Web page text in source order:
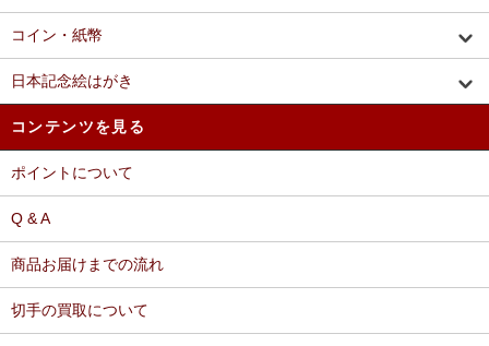
コイン・紙幣
日本記念絵はがき
コンテンツを見る
ポイントについて
Q & A
商品お届けまでの流れ
切手の買取について